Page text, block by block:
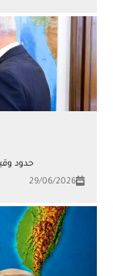
حدود
29/06/2026